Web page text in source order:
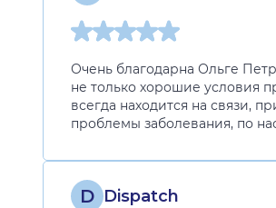
Очень благодарна Ольге
не только хорошие условия
всегда находится на связи,
проблемы заболевания, по
D Dispatch